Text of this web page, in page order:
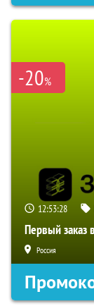
-20%
12:53:27
Первый заказ
Россия